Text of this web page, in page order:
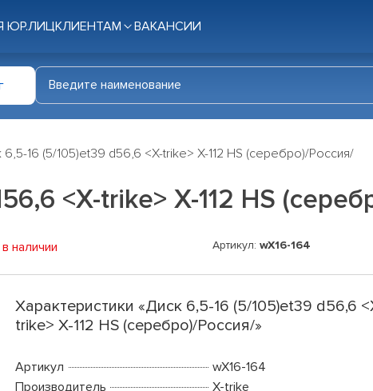
ЮР.ЛИЦКЛИЕНТАМ ВАКАНСИИ
6,5-16 (5/105)et39 d56,6 <X-trike> X-112 HS (серебро)/Россия/
<X-trike> X-112 HS
наличии Артикул: wX16-164
Характеристики «Диск 6,5-16 (5/105)et39 d56,6
trike> X-112 HS (серебро)/Россия/»
Артикул
wX16-164
Производитель
X-trike